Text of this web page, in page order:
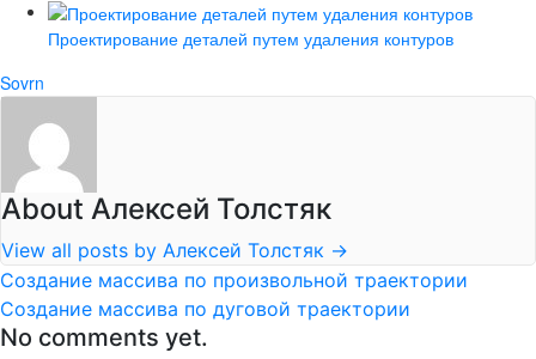
Проектирование деталей путем удаления контуров
Sovrn
About Алексей Толстяк
View all posts by Алексей Толстяк →
Создание массива по произвольной траектории
Создание массива по дуговой траектории
No comments yet.